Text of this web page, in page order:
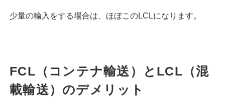
少量の輸入をする場合は、ほぼこのLCLになります。
FCL（コンテナ輸送）とLCL（混
載輸送）のデメリット